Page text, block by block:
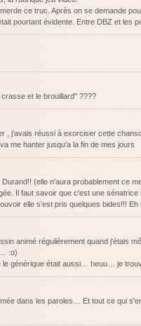
ce truc. Après on se demande
pourtant évidente. Entre DBZ et les
et le brouillard" ????
, j'avais réussi à exorciser cette
me hanter jusqu'a la fin de mes jours
(elle n'aura probablement ce
Il faut savoir que c'est une
elle s'est pris quelques bides!!!
animé régulièrement quand j'étais
:o)
le générique était aussi… heuu… je
dans les paroles… Et tout ce qui